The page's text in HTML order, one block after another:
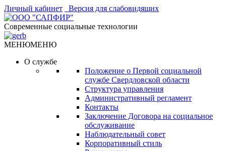
Личный кабинет Версия для слабовидящих
Современные социальные технологии
МЕНЮМЕНЮ
О службе
Положение о Первой социальной
службе Свердловской области
Структура управления
Административный регламент
Контакты
Заключение Договора на социальное
обслуживание
Наблюдательный совет
Корпоративный стиль